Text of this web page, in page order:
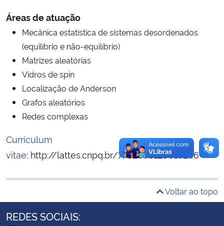
Ministério do Turismo
Ministério do Desenvolvimento Regional
Controladoria-Geral da União
Secretaria-Geral
Gabinete de Segurança Institucional
Áreas de atuação
Mecânica estatística de sistemas desordenados
(equilíbrio e não-equilíbrio)
Matrizes aleatórias
Vidros de spin
Localização de Anderson
Grafos aleatórios
Redes complexas
Curriculum
vitae: http://lattes.cnpq.br/7792896128018286
Voltar ao topo
REDES SOCIAIS: